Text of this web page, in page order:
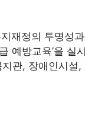
정의 투명성
예방교육’을
관, 장애인시